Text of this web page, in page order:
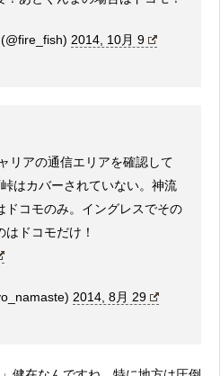
2014, 10月 9
リアの通信エリアを確認して
はカバーされていない。神流
ドコモのみ。イングレスでその
はドコモだけ！
2014, 8月 29